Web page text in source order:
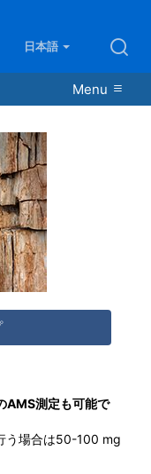
日本語
Menu
AMS測定も可能で
う場合は50-100 mg